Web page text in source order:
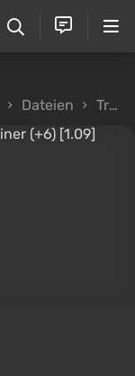
Dateien Trainer